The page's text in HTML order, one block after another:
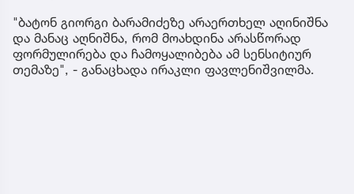
"ბატონ გიორგი ბარამიძეზე არაერთხელ აღინიშნა
და მანაც აღნიშნა, რომ მოახდინა არასწორად
ფორმულირება და ჩამოყალიბება ამ სენსიტიურ
თემაზე", - განაცხადა ირაკლი ფავლენიშვილმა.